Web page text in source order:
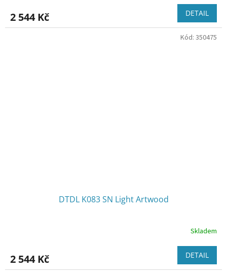
2 544 Kč DETAIL
DTDL K083 SN Light Artwood
Skladem
2 544 Kč DETAIL
Kód: 350475